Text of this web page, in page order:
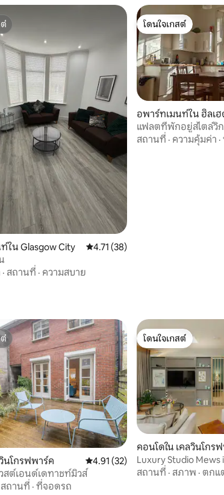
รีวิว
ต์
ใน Glasgow City คะแนนเฉลี่ย 4.71 จาก 5, 38 รีวิว
4.71 (38)
· สถานที่ · ความสบาย
โดนใจเกสต์
โดนใจเกสต์
อพาร์ทเมนท์ใน ฮิลเฮ
แฟลตที่พักอยู่สไตล์วิ
สถานที่ · ความคุ้มค่า ·
รีวิว
ต์
นโกรฟพาร์ค คะแนนเฉลี่ย 4.91 จาก 5, 32 รีวิว
4.91 (32)
สต์เอนด์เดทาชท์มิวส์
สถานที่ · ที่จอดรถ
โดนใจเกสต์
โดนใจเกสต์
คอนโดใน เคลวินโกร
Luxury Studio Mews
District
สถานที่ · สภาพ · ตกแ